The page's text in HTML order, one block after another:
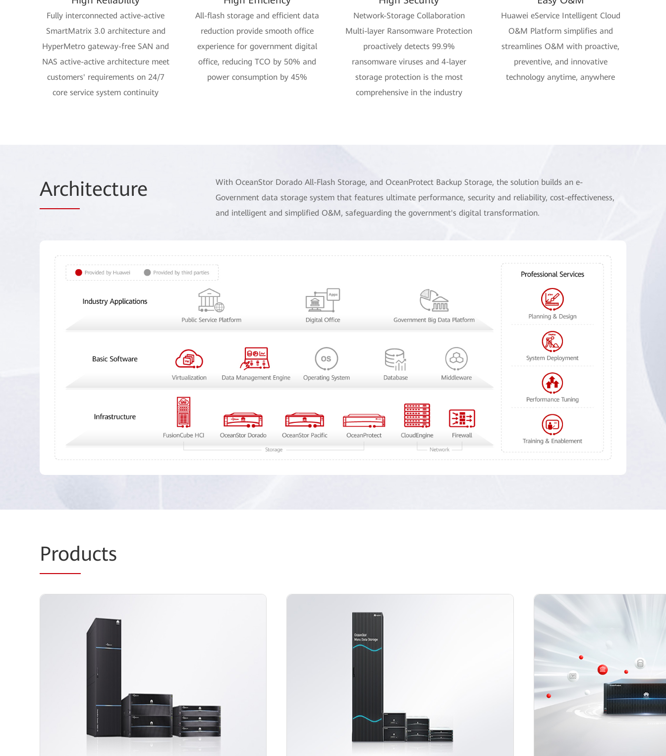
Fully interconnected active-active
SmartMatrix 3.0 architecture and
HyperMetro gateway-free SAN and
NAS active-active architecture meet
customers' requirements on 24/7
core service system continuity
All-flash storage and efficient data
reduction provide smooth office
experience for government digital
office, reducing TCO by 50% and
power consumption by 45%
Network-Storage Collaboration
Multi-layer Ransomware Protection
proactively detects 99.9%
ransomware viruses and 4-layer
storage protection is the most
comprehensive in the industry
Huawei eService Intelligent Cloud
O&M Platform simplifies and
streamlines O&M with proactive,
preventive, and innovative
technology anytime, anywhere
Architecture
With OceanStor Dorado All-Flash Storage, and OceanProtect Backup Storage, the solution builds an e-
Government data storage system that features ultimate performance, security and reliability, cost-effectiveness,
and intelligent and simplified O&M, safeguarding the government's digital transformation.
Products